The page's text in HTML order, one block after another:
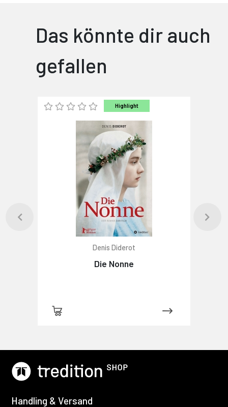
Das könnte dir auch
gefallen
Highlight
Denis Diderot
Die Nonne
Handling & Versand